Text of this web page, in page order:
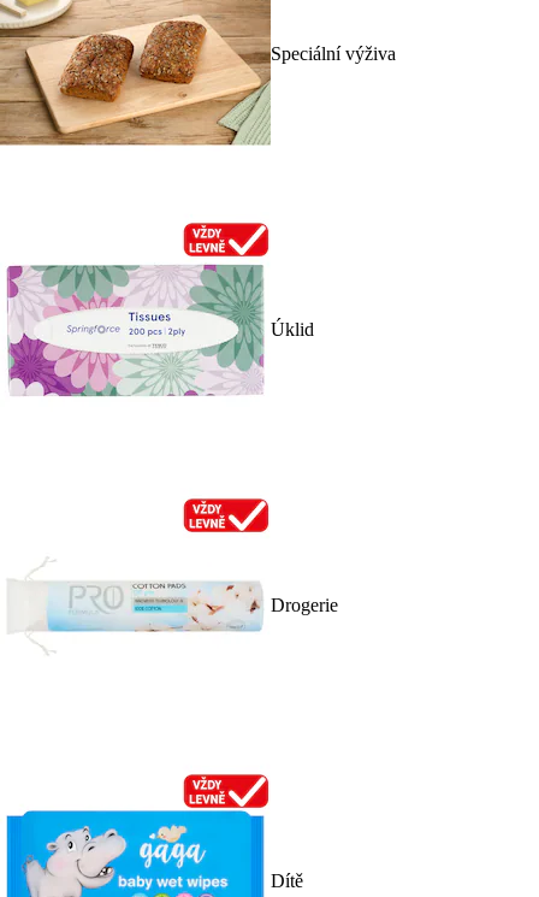
Speciální výživa
Úklid
Drogerie
Dítě